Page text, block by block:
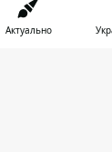
Актуально